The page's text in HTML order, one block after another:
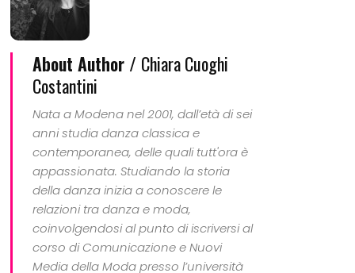
About Author / Chiara Cuoghi
Costantini
Nata a Modena nel 2001, dall’età di sei
anni studia danza classica e
contemporanea, delle quali tutt'ora è
appassionata. Studiando la storia
della danza inizia a conoscere le
relazioni tra danza e moda,
coinvolgendosi al punto di iscriversi al
corso di Comunicazione e Nuovi
Media della Moda presso l’università